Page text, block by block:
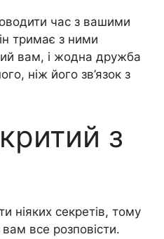
час з вашими
тримає з ними
вам, і жодна дружба
ніж його зв’язок з
з
ніяких секретів, тому
все розповісти.